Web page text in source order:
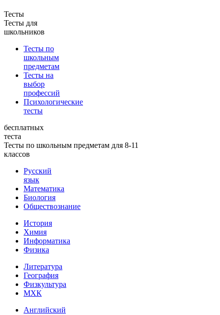
Тесты
Тесты для
школьников
Тесты по
школьным
предметам
Тесты на
выбор
профессий
Психологические
тесты
бесплатных
теста
Тесты по школьным предметам для 8-11
классов
Русский
язык
Математика
Биология
Обществознание
История
Химия
Информатика
Физика
Литература
География
Физкультура
МХК
Английский